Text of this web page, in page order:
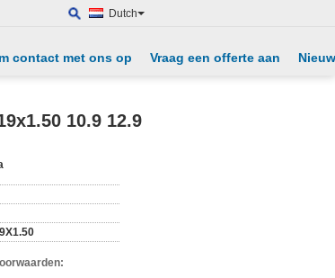
Dutch
contact met ons op Vraag een offerte aan
10.9 12.9